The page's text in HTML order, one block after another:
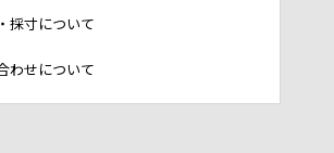
採寸について
わせについて